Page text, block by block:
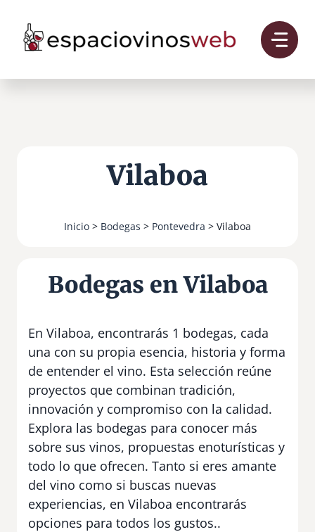
contenido
Vilaboa
Inicio > Bodegas > Pontevedra > Vilaboa
Bodegas en Vilaboa
En Vilaboa, encontrarás 1 bodegas, cada
una con su propia esencia, historia y forma
de entender el vino. Esta selección reúne
proyectos que combinan tradición,
innovación y compromiso con la calidad.
Explora las bodegas para conocer más
sobre sus vinos, propuestas enoturísticas y
todo lo que ofrecen. Tanto si eres amante
del vino como si buscas nuevas
experiencias, en Vilaboa encontrarás
opciones para todos los gustos..